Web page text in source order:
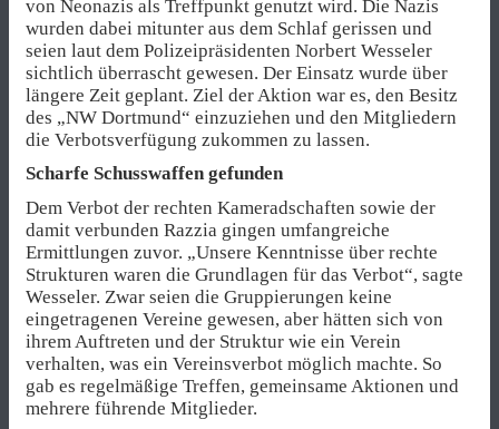
von Neonazis als Treffpunkt genutzt wird. Die Nazis
wurden dabei mitunter aus dem Schlaf gerissen und
seien laut dem Polizeipräsidenten Norbert Wesseler
sichtlich überrascht gewesen. Der Einsatz wurde über
längere Zeit geplant. Ziel der Aktion war es, den Besitz
des „NW Dortmund“ einzuziehen und den Mitgliedern
die Verbotsverfügung zukommen zu lassen.
Scharfe Schusswaffen gefunden
Dem Verbot der rechten Kameradschaften sowie der
damit verbunden Razzia gingen umfangreiche
Ermittlungen zuvor. „Unsere Kenntnisse über rechte
Strukturen waren die Grundlagen für das Verbot“, sagte
Wesseler. Zwar seien die Gruppierungen keine
eingetragenen Vereine gewesen, aber hätten sich von
ihrem Auftreten und der Struktur wie ein Verein
verhalten, was ein Vereinsverbot möglich machte. So
gab es regelmäßige Treffen, gemeinsame Aktionen und
mehrere führende Mitglieder.